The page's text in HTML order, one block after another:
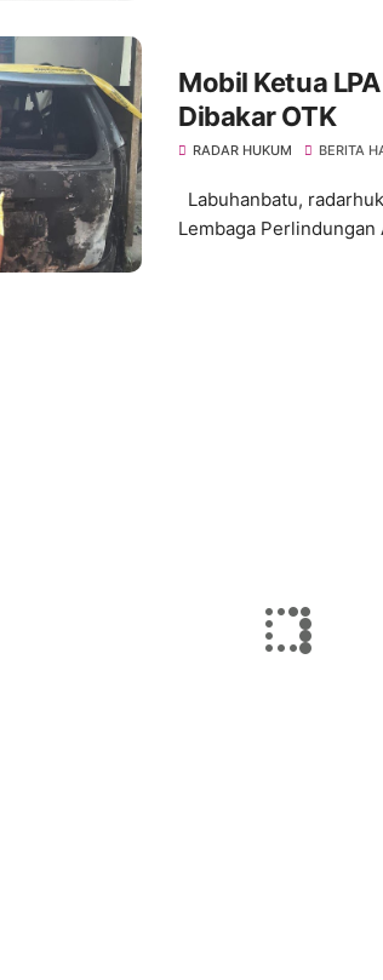
Mobil Ketua
Dibakar OTK
RADAR HUKUM BERITA
Labuhanbatu,
Lembaga Perlindungan